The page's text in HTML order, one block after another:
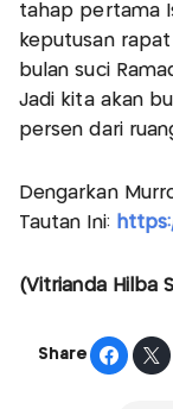
tahap pertama
keputusan
bulan suci
Jadi kita akan
persen dari
Dengarkan
Tautan Ini:
(Vitrianda Hilba
Share